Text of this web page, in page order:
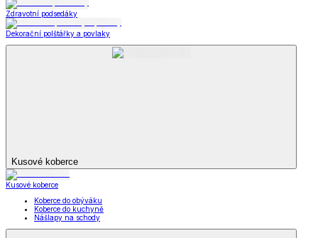
Zdravotní podsedáky
Dekorační polštářky a povlaky
Kusové koberce
Kusové koberce
Koberce do obýváku
Koberce do kuchyně
Nášlapy na schody